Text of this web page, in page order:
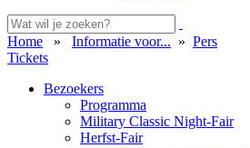
Home » Informatie voor... » Pers
Tickets
Bezoekers
Programma
Military Classic Night-Fair
Herfst-Fair